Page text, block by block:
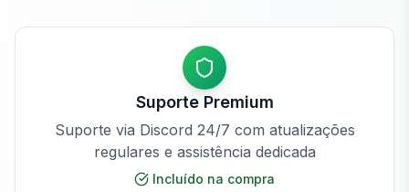
Suporte Premium
Suporte via Discord 24/7 com atualizações
regulares e assistência dedicada
Incluído na compra